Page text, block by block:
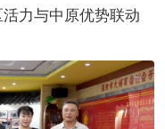
力与中原优势联动